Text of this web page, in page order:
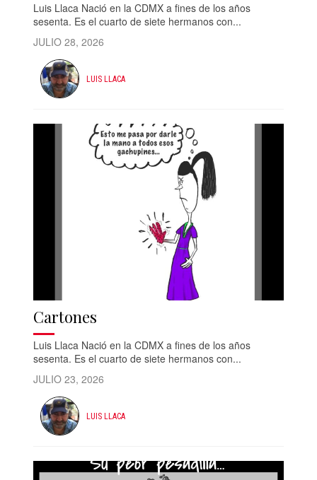
Luis Llaca Nació en la CDMX a fines de los años
sesenta. Es el cuarto de siete hermanos con...
JULIO 28, 2026
LUIS LLACA
Cartones
Luis Llaca Nació en la CDMX a fines de los años
sesenta. Es el cuarto de siete hermanos con...
JULIO 23, 2026
LUIS LLACA